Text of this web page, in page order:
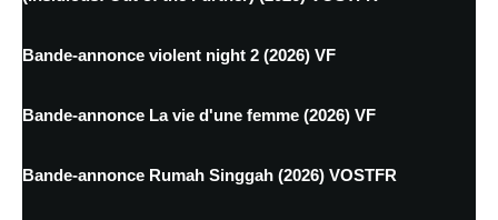
Bande-annonce violent night 2 (2026) VF
Bande-annonce La vie d'une femme (2026) VF
Bande-annonce Rumah Singgah (2026) VOSTFR